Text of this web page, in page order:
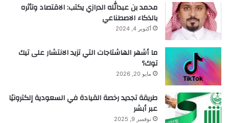
محمد بن عبدالله الدرازي يكتب: الاقتصاد وتأثره
بالذكاء الاصطناعي
أكتوبر 4, 2024
ما أشهر الهاشتاجات التي تزيد الانتشار على تيك
توك؟
مايو 20, 2026
طريقة تجديد رخصة القيادة في السعودية إلكترونيًا
عبر أبشر
نوفمبر 9, 2025